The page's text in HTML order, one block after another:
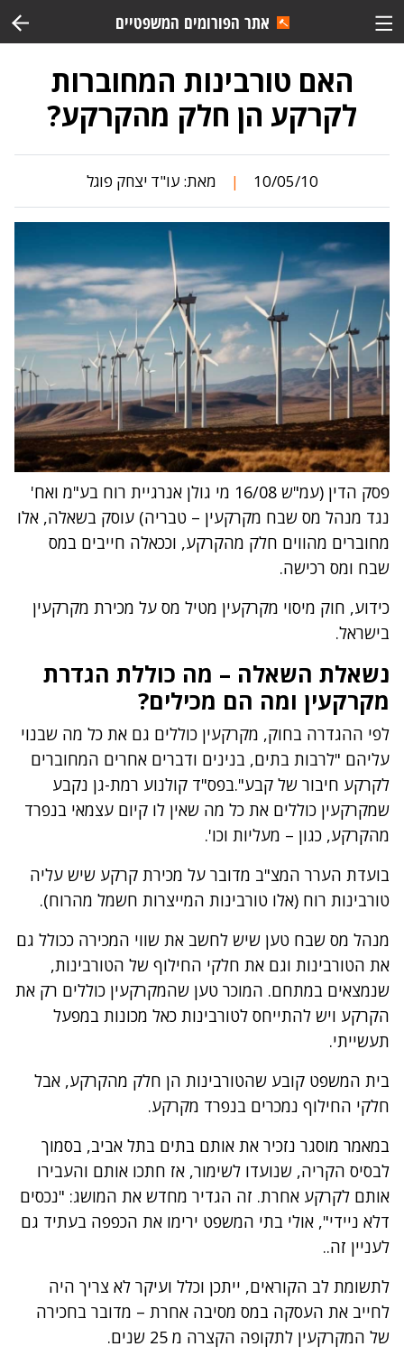
אתר הפורומים המשפטיים
האם טורבינות המחוברות
לקרקע הן חלק מהקרקע?
10/05/10
| מאת:עו"ד יצחק פוגל
פסק הדין (עמ"ש 16/08 מי גולן אנרגיית רוח בע"מ ואח'
נגד מנהל מס שבח מקרקעין – טבריה) עוסק בשאלה, אלו
מחוברים מהווים חלק מהקרקע, וככאלה חייבים במס
שבח ומס רכישה.
כידוע, חוק מיסוי מקרקעין מטיל מס על מכירת מקרקעין
בישראל.
נשאלת השאלה – מה כוללת הגדרת
מקרקעין ומה הם מכילים?
לפי ההגדרה בחוק, מקרקעין כוללים גם את כל מה שבנוי
עליהם "לרבות בתים, בנינים ודברים אחרים המחוברים
לקרקע חיבור של קבע".בפס"ד קולנוע רמת-גן נקבע
שמקרקעין כוללים את כל מה שאין לו קיום עצמאי בנפרד
מהקרקע, כגון – מעליות וכו'.
בועדת הערר המצ"ב מדובר על מכירת קרקע שיש עליה
טורבינות רוח (אלו טורבינות המייצרות חשמל מהרוח).
מנהל מס שבח טען שיש לחשב את שווי המכירה ככולל גם
את הטורבינות וגם את חלקי החילוף של הטורבינות,
שנמצאים במתחם. המוכר טען שהמקרקעין כוללים רק את
הקרקע ויש להתייחס לטורבינות כאל מכונות במפעל
תעשייתי.
בית המשפט קובע שהטורבינות הן חלק מהקרקע, אבל
חלקי החילוף נמכרים בנפרד מקרקע.
במאמר מוסגר נזכיר את אותם בתים בתל אביב, בסמוך
לבסיס הקריה, שנועדו לשימור, אז חתכו אותם והעבירו
אותם לקרקע אחרת. זה הגדיר מחדש את המושג: "נכסים
דלא ניידי", אולי בתי המשפט ירימו את הכפפה בעתיד גם
לעניין זה..
לתשומת לב הקוראים, ייתכן וכלל ועיקר לא צריך היה
לחייב את העסקה במס מסיבה אחרת – מדובר בחכירה
של המקרקעין לתקופה הקצרה מ 25 שנים.